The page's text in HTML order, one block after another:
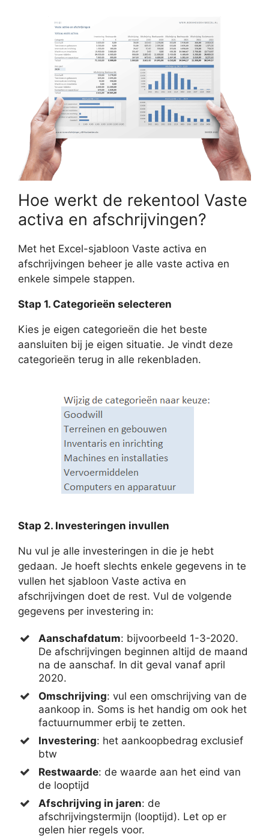
Hoe werkt de rekentool Vaste
activa en afschrijvingen?
Met het Excel-sjabloon Vaste activa en
afschrijvingen beheer je alle vaste activa en
enkele simpele stappen.
Stap 1. Categorieën selecteren
Kies je eigen categorieën die het beste
aansluiten bij je eigen situatie. Je vindt deze
categorieën terug in alle rekenbladen.
Stap 2. Investeringen invullen
Nu vul je alle investeringen in die je hebt
gedaan. Je hoeft slechts enkele gegevens in te
vullen het sjabloon Vaste activa en
afschrijvingen doet de rest. Vul de volgende
gegevens per investering in:
Aanschafdatum: bijvoorbeeld 1-3-2020.
De afschrijvingen beginnen altijd de maand
na de aanschaf. In dit geval vanaf april
2020.
Omschrijving: vul een omschrijving van de
aankoop in. Soms is het handig om ook het
factuurnummer erbij te zetten.
Investering: het aankoopbedrag exclusief
btw
Restwaarde: de waarde aan het eind van
de looptijd
Afschrijving in jaren: de
afschrijvingstermijn (looptijd). Let op er
gelen hier regels voor.